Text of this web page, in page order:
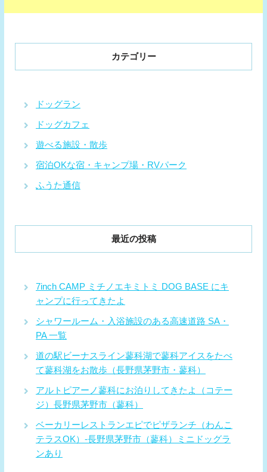
カテゴリー
ドッグラン
ドッグカフェ
遊べる施設・散歩
宿泊OKな宿・キャンプ場・RVパーク
ふうた通信
最近の投稿
7inch CAMP ミチノエキミトミ DOG BASE にキ
ャンプに行ってきたよ
シャワールーム・入浴施設のある高速道路 SA・
PA 一覧
道の駅ビーナスライン蓼科湖で蓼科アイスをたべ
て蓼科湖をお散歩（長野県茅野市・蓼科）
アルトピアーノ蓼科にお泊りしてきたよ（コテー
ジ）長野県茅野市（蓼科）
ベーカリーレストランエピでピザランチ（わんこ
テラスOK）-長野県茅野市（蓼科）ミニドッグラ
ンあり